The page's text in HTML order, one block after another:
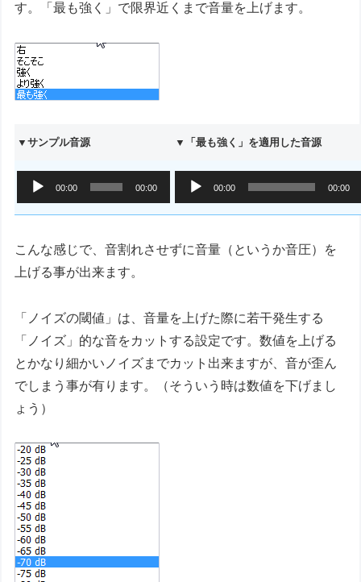
す。「最も強く」で限界近くまで音量を上げます。
▼サンプル音源 ▼「最も強く」を適用した音源
ヤ
ー
00:00 00:00
ヤ
00:00 00:00
こんな感じで、音割れさせずに音量（というか音圧）を
上げる事が出来ます。
「ノイズの閾値」は、音量を上げた際に若干発生する
「ノイズ」的な音をカットする設定です。数値を上げる
とかなり細かいノイズまでカット出来ますが、音が歪ん
でしまう事が有ります。（そういう時は数値を下げまし
ょう）